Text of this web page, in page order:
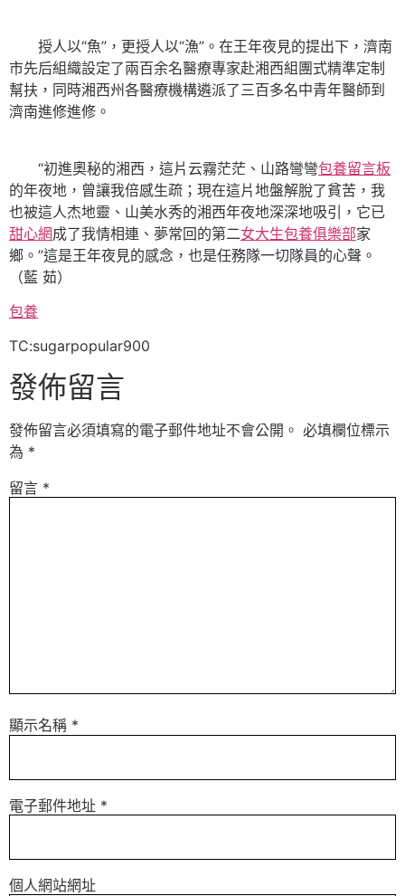
授人以“魚”，更授人以“漁”。在王年夜見的提出下，濟南
市先后組織設定了兩百余名醫療專家赴湘西組團式精準定制
幫扶，同時湘西州各醫療機構遴派了三百多名中青年醫師到
濟南進修進修。
“初進奧秘的湘西，這片云霧茫茫、山路彎彎包養留言板
的年夜地，曾讓我倍感生疏；現在這片地盤解脫了貧苦，我
也被這人杰地靈、山美水秀的湘西年夜地深深地吸引，它已
甜心網成了我情相連、夢常回的第二女大生包養俱樂部家
鄉。”這是王年夜見的感念，也是任務隊一切隊員的心聲。
（藍 茹）
包養
TC:sugarpopular900
發佈留言
發佈留言必須填寫的電子郵件地址不會公開。 必填欄位標示
為 *
留言 *
顯示名稱 *
電子郵件地址 *
個人網站網址